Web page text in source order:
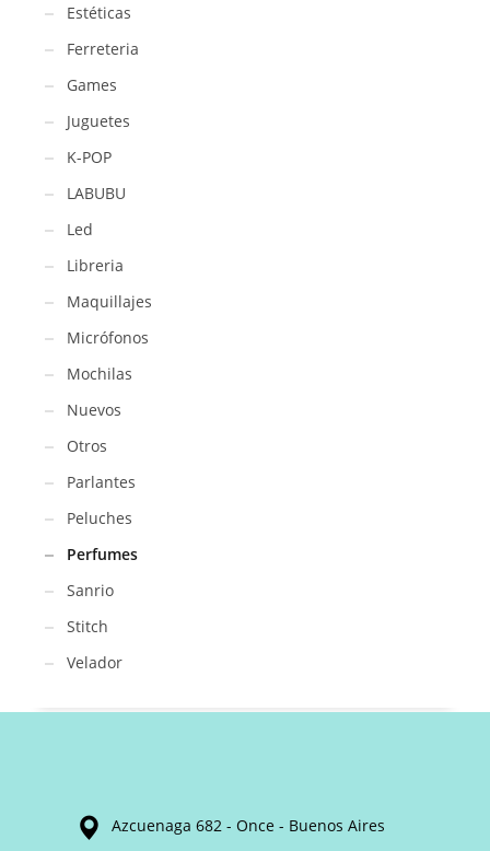
Estéticas
Ferreteria
Games
Juguetes
K-POP
LABUBU
Led
Libreria
Maquillajes
Micrófonos
Mochilas
Nuevos
Otros
Parlantes
Peluches
Perfumes
Sanrio
Stitch
Velador
Azcuenaga 682 - Once - Buenos Aires